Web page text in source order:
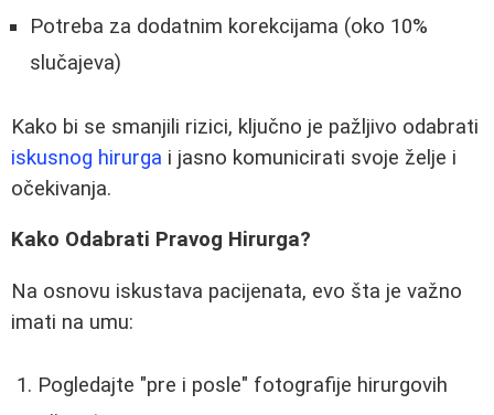
Potreba za dodatnim korekcijama (oko 10%
slučajeva)
Kako bi se smanjili rizici, ključno je pažljivo odabrati
iskusnog hirurga i jasno komunicirati svoje želje i
očekivanja.
Kako Odabrati Pravog Hirurga?
Na osnovu iskustava pacijenata, evo šta je važno
imati na umu:
Pogledajte "pre i posle" fotografije hirurgovih